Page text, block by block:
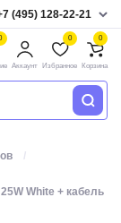
(495) 128-22-21
Аккаунт
0
Избранное
0
Корзина
White + кабель